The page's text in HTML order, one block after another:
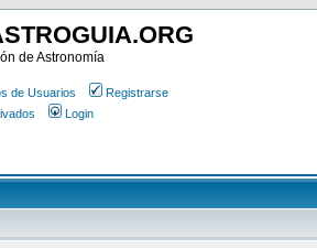
de Astronomía
de Usuarios
Registrarse
Login